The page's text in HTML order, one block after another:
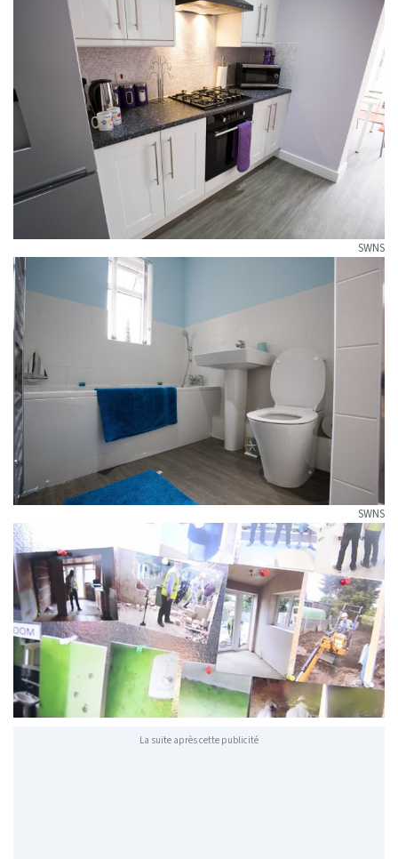
SWNS
SWNS
La suite après cette publicité